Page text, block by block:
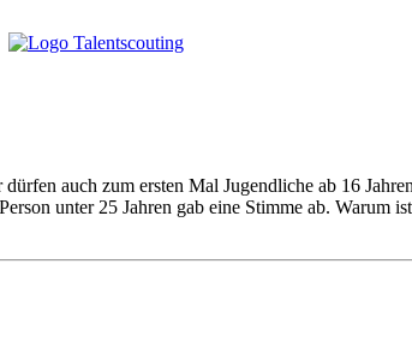
auch zum ersten Mal Jugendliche ab 16
unter 25 Jahren gab eine Stimme ab. Warum